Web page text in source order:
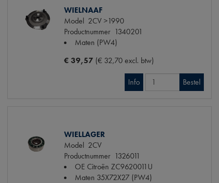
WIELNAAF
Model 2CV >1990
Productnummer 1340201
Maten (PW4)
€ 39,57 (€ 32,70 excl. btw)
Info Bestel
WIELLAGER
Model 2CV
Productnummer 1326011
OE Citroën ZC9620011U
Maten 35X72X27 (PW4)